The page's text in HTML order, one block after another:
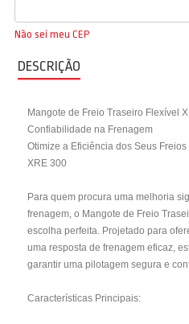
Não sei meu CEP
DESCRIÇÃO
Mangote de Freio Traseiro Flexível
Confiabilidade na Frenagem
Otimize a Eficiência dos Seus
XRE 300
Para quem procura uma melhoria
frenagem, o Mangote de Freio
escolha perfeita. Projetado para
uma resposta de frenagem eficaz,
garantir uma pilotagem segura e
Características Principais: